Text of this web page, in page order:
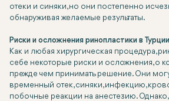
отеки и синяки, но они постепенно
обнаруживая желаемые результаты.
Риски и осложнения ринопластики в Турции
Как и любая хирургическая процедура,
себе некоторые риски и осложнения, о
прежде чем принимать решение. Они
временный отек, синяки, инфекцию,
побочные реакции на анестезию.